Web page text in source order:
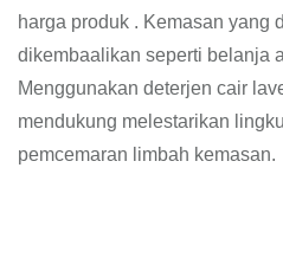
harga produk . Kemasan yang
dikembaalikan seperti belanja
Menggunakan deterjen cair
mendukung melestarikan
pemcemaran limbah kemasan.